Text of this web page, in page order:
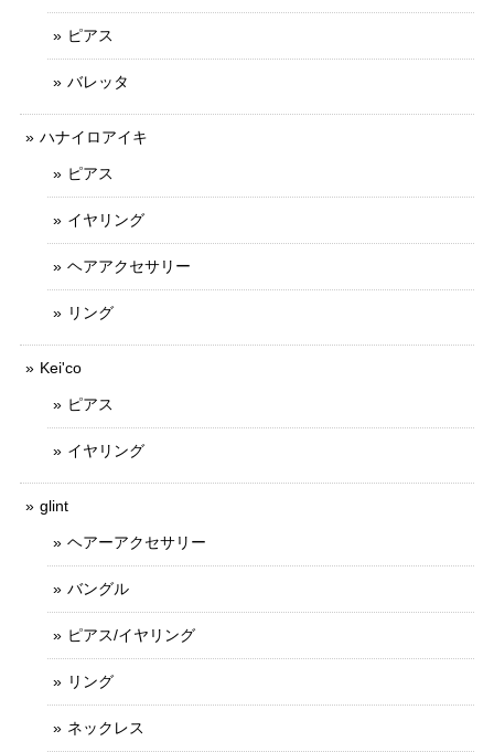
ピアス
バレッタ
ハナイロアイキ
ピアス
イヤリング
ヘアアクセサリー
リング
Kei'co
ピアス
イヤリング
glint
ヘアーアクセサリー
バングル
ピアス/イヤリング
リング
ネックレス